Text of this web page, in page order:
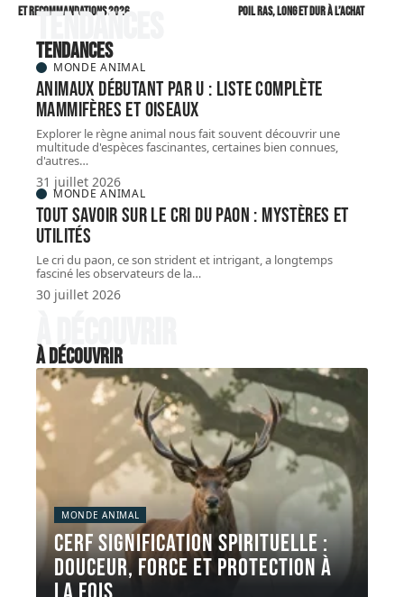
et recommandations 2026
poil ras, long et dur à l’achat
Tendances
Tendances
MONDE ANIMAL
Animaux débutant par U : liste complète
mammifères et oiseaux
Explorer le règne animal nous fait souvent découvrir une
multitude d'espèces fascinantes, certaines bien connues,
d'autres…
31 juillet 2026
MONDE ANIMAL
Tout savoir sur le cri du paon : mystères et
utilités
Le cri du paon, ce son strident et intrigant, a longtemps
fasciné les observateurs de la…
30 juillet 2026
À découvrir
À découvrir
MONDE ANIMAL
Cerf signification spirituelle :
douceur, force et protection à